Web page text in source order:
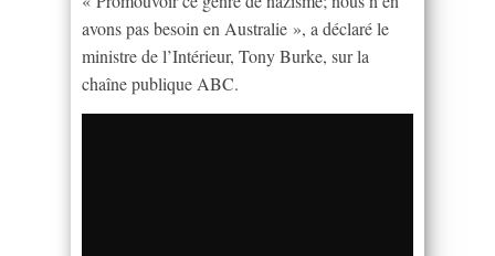
avons pas besoin en Australie », a déclaré le
ministre de l’Intérieur, Tony Burke, sur la
chaîne publique ABC.